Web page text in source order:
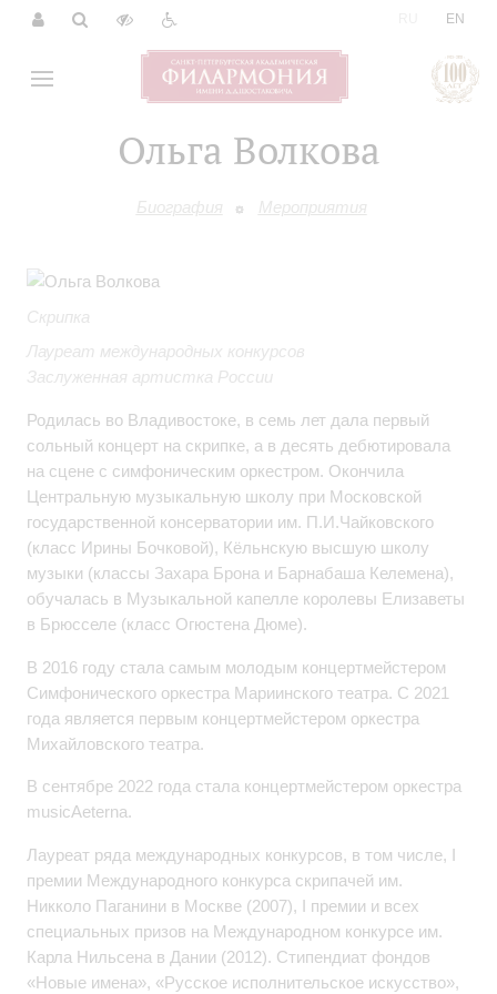
EN
Ольга Волкова
Биография Мероприятия
Скрипка
Лауреат международных конкурсов
Заслуженная артистка России
Родилась во Владивостоке, в семь лет дала первый
сольный концерт на скрипке, а в десять дебютировала
на сцене с симфоническим оркестром. Окончила
Центральную музыкальную школу при Московской
государственной консерватории им. П.И.Чайковского
(класс Ирины Бочковой), Кёльнскую высшую школу
музыки (классы Захара Брона и Барнабаша Келемена),
обучалась в Музыкальной капелле королевы Елизаветы
в Брюсселе (класс Огюстена Дюме).
В 2016 году стала самым молодым концертмейстером
Симфонического оркестра Мариинского театра. С 2021
года является первым концертмейстером оркестра
Михайловского театра.
В сентябре 2022 года стала концертмейстером оркестра
musicAeterna.
Лауреат ряда международных конкурсов, в том числе, I
премии Международного конкурса скрипачей им.
Никколо Паганини в Москве (2007), I премии и всех
специальных призов на Международном конкурсе им.
Карла Нильсена в Дании (2012). Стипендиат фондов
«Новые имена», «Русское исполнительское искусство»,